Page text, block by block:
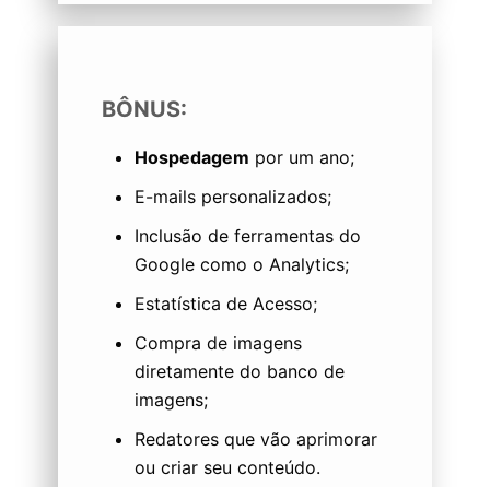
BÔNUS:
Hospedagem por um ano;
E-mails personalizados;
Inclusão de ferramentas do
Google como o Analytics;
Estatística de Acesso;
Compra de imagens
diretamente do banco de
imagens;
Redatores que vão aprimorar
ou criar seu conteúdo.